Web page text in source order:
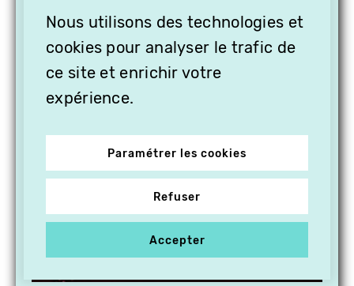
Nous utilisons des technologies et
cookies pour analyser le trafic de
ce site et enrichir votre
expérience.
Paramétrer les cookies
Refuser
Accepter
OFFREZ LA VIDÉO EN
CADEAU, ABONNEZ VOS
PROCHES À VITHÈQUE !